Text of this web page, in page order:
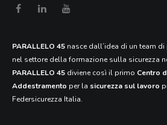
PARALLELO 45 nasce dall’idea di un team
nel settore della formazione sulla sicurezza
PARALLELO 45 diviene così il primo Centro
Addestramento per la sicurezza sul lavoro
Federsicurezza Italia.